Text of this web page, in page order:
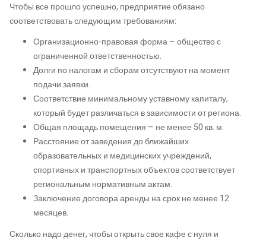
Чтобы все прошло успешно, предприятие обязано
соответствовать следующим требованиям:
Организационно-правовая форма – общество с
ограниченной ответственностью.
Долги по налогам и сборам отсутствуют на момент
подачи заявки.
Соответствие минимальному уставному капиталу,
который будет различаться в зависимости от региона.
Общая площадь помещения – не менее 50 кв. м.
Расстояние от заведения до ближайших
образовательных и медицинских учреждений,
спортивных и транспортных объектов соответствует
региональным нормативным актам.
Заключение договора аренды на срок не менее 12
месяцев.
Сколько надо денег, чтобы открыть свое кафе с нуля и